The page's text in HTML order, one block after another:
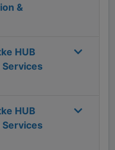
&
HUB
Services
HUB
Services